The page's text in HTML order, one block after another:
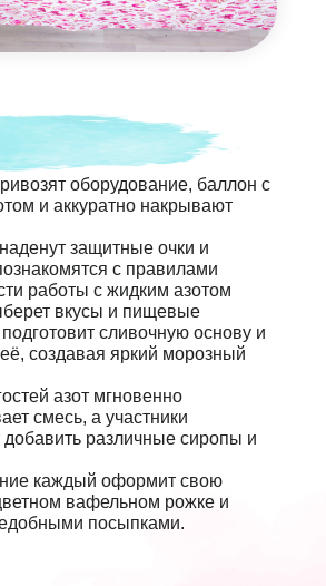
оборудование, баллон с
и аккуратно накрывают
защитные очки и
с правилами
работы с жидким азотом
вкусы и пищевые
сливочную основу и
создавая яркий морозный
азот мгновенно
смесь, а участники
различные сиропы и
каждый оформит свою
вафельном рожке и
посыпками.